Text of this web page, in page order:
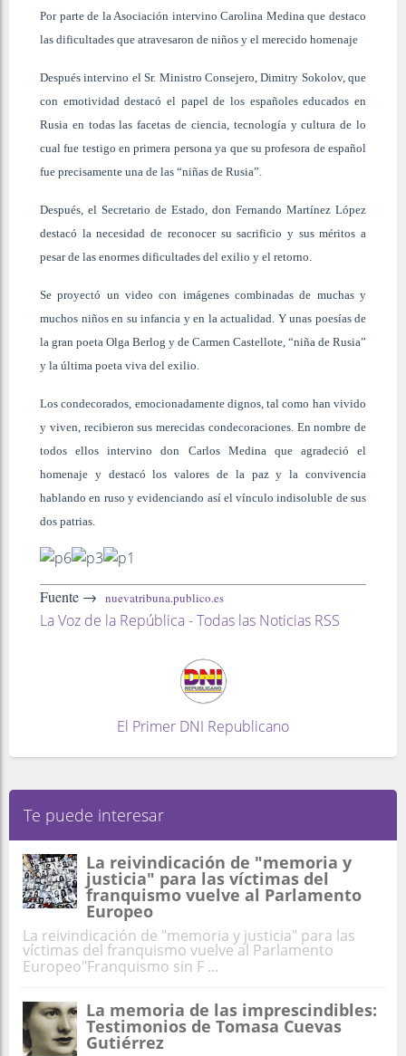
Por parte de la Asociación intervino Carolina Medina que destaco
las dificultades que atravesaron de niños y el merecido homenaje
Después intervino el Sr. Ministro Consejero, Dimitry Sokolov, que
con emotividad destacó el papel de los españoles educados en
Rusia en todas las facetas de ciencia, tecnología y cultura de lo
cual fue testigo en primera persona ya que su profesora de español
fue precisamente una de las “niñas de Rusia”.
Después, el Secretario de Estado, don Fernando Martínez López
destacó la necesidad de reconocer su sacrificio y sus méritos a
pesar de las enormes dificultades del exilio y el retorno.
Se proyectó un video con imágenes combinadas de muchas y
muchos niños en su infancia y en la actualidad. Y unas poesías de
la gran poeta Olga Berlog y de Carmen Castellote, “niña de Rusia”
y la última poeta viva del exilio.
Los condecorados, emocionadamente dignos, tal como han vivido
y viven, recibieron sus merecidas condecoraciones. En nombre de
todos ellos intervino don Carlos Medina que agradeció el
homenaje y destacó los valores de la paz y la convivencia
hablando en ruso y evidenciando así el vínculo indisoluble de sus
dos patrias.
Fuente → nuevatribuna.publico.es
La Voz de la República - Todas las Noticias RSS
El Primer DNI Republicano
Te puede interesar
La reivindicación de "memoria y
justicia" para las víctimas del
franquismo vuelve al Parlamento
Europeo
La reivindicación de "memoria y justicia" para las
víctimas del franquismo vuelve al Parlamento
Europeo"Franquismo sin F ...
La memoria de las imprescindibles:
Testimonios de Tomasa Cuevas
Gutiérrez